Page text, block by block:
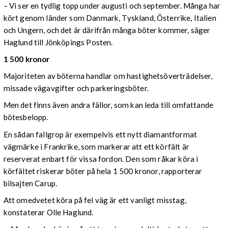
– Vi ser en tydlig topp under augusti och september. Många har
kört genom länder som Danmark, Tyskland, Österrike, Italien
och Ungern, och det är därifrån många böter kommer, säger
Haglund till Jönköpings Posten.
1 500 kronor
Majoriteten av böterna handlar om hastighetsöverträdelser,
missade vägavgifter och parkeringsböter.
Men det finns även andra fällor, som kan leda till omfattande
bötesbelopp.
En sådan fallgrop är exempelvis ett nytt diamantformat
vägmärke i Frankrike, som markerar att ett körfält är
reserverat enbart för vissa fordon. Den som råkar köra i
körfältet riskerar böter på hela 1 500 kronor, rapporterar
bilsajten Carup.
Att omedvetet köra på fel väg är ett vanligt misstag,
konstaterar Olle Haglund.